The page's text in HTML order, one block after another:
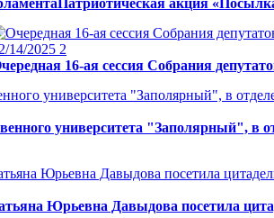
14/2025 2
16-ая сессия Собрания
университета "Заполярный",
Юрьевна Давыдова посетила